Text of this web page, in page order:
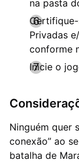
na pasta
Privadas
conforme
Inicie o
Ninguém quer
conexão” ao
batalha de